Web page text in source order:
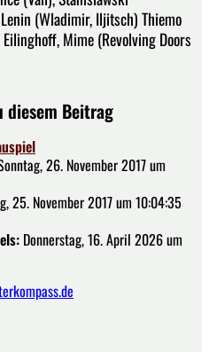
(Wladimir, Iljitsch) Thiemo
Mime (Revolving Doors
diesem Beitrag
26. November 2017 um
25. November 2017 um 10:04:35
Donnerstag, 16. April 2026 um